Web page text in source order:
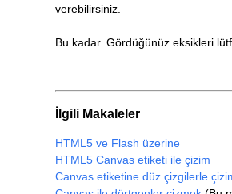
verebilirsiniz.
Bu kadar. Gördüğünüz eksikleri
İlgili Makaleler
HTML5 ve Flash üzerine
HTML5 Canvas etiketi ile çizim
Canvas etiketine düz çizgilerle